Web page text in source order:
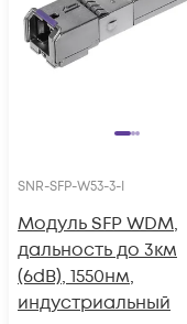
SNR-SFP-W53-3-I
Модуль SFP WDM,
дальность до 3км
(6dB), 1550нм,
индустриальный